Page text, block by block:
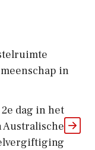
in
dag in het
Australische